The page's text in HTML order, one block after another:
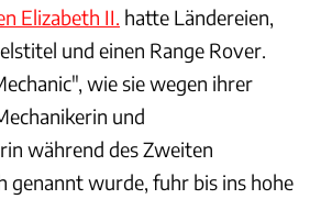
Elizabeth II. hatte Ländereien,
und einen Range Rover.
wie sie wegen ihrer
und
während des Zweiten
genannt wurde, fuhr bis ins hohe